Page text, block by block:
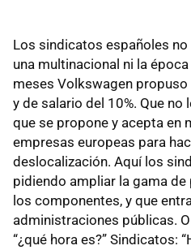
Los sindicatos españoles
una multinacional ni la
meses Volkswagen
y de salario del 10%. Que no
que se propone y acepta en
empresas europeas para
deslocalización. Aquí los
pidiendo ampliar la gama
los componentes, y que
administraciones públicas.
“¿qué hora es?” Sindicatos: